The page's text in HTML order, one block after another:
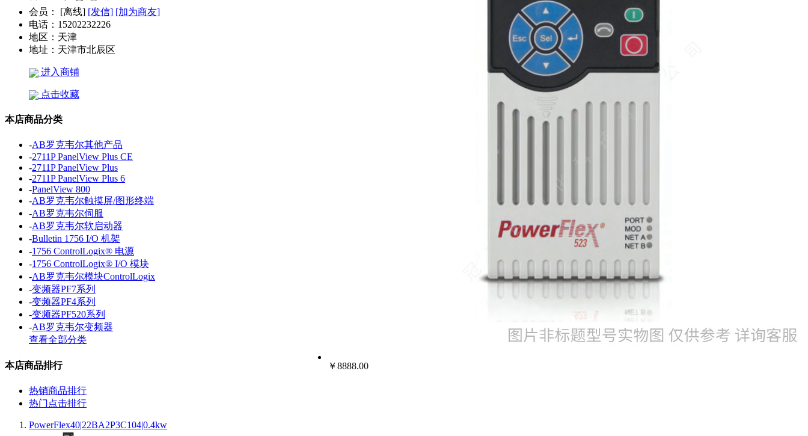
￥8888.00
会员：
[离线] [发信] [加为商友]
电话： 15202232226
地区： 天津
地址： 天津市北辰区
进入商铺
点击收藏
本店商品分类
-AB罗克韦尔其他产品
-2711P PanelView Plus CE
-2711P PanelView Plus
-2711P PanelView Plus 6
-PanelView 800
-AB罗克韦尔触摸屏/图形终端
-AB罗克韦尔伺服
-AB罗克韦尔软启动器
-Bulletin 1756 I/O 机架
-1756 ControlLogix® 电源
-1756 ControlLogix® I/O 模块
-AB罗克韦尔模块ControlLogix
-变频器PF7系列
-变频器PF4系列
-变频器PF520系列
-AB罗克韦尔变频器
查看全部分类
本店商品排行
热销商品排行
热门点击排行
PowerFlex40|22BA2P3C104|0.4kw